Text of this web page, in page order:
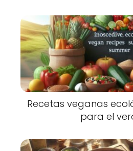
Recetas veganas
para el